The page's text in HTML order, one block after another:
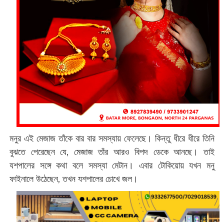
মনুর এই মেজাজ তাঁকে বার বার সমস্যায় ফেলেছে। কিন্তু ধীরে ধীরে তিনি
বুঝতে পেরেছেন যে, মেজাজ তাঁর আরও বিপদ ডেকে আনছে। তাই
যশপালের সঙ্গে কথা বলে সমস্যা মেটান। এবার টোকিয়োয় যখন মনু
ফাইনালে উঠেছেন, তখন যশপালের চোখে জল।